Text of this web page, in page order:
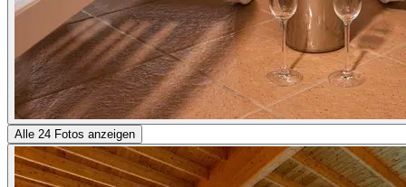
Alle 24 Fotos anzeigen